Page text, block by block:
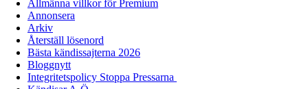
Allmänna villkor för Premium
Annonsera
Arkiv
Återställ lösenord
Bästa kändissajterna 2026
Bloggnytt
Integritetspolicy Stoppa Pressarna